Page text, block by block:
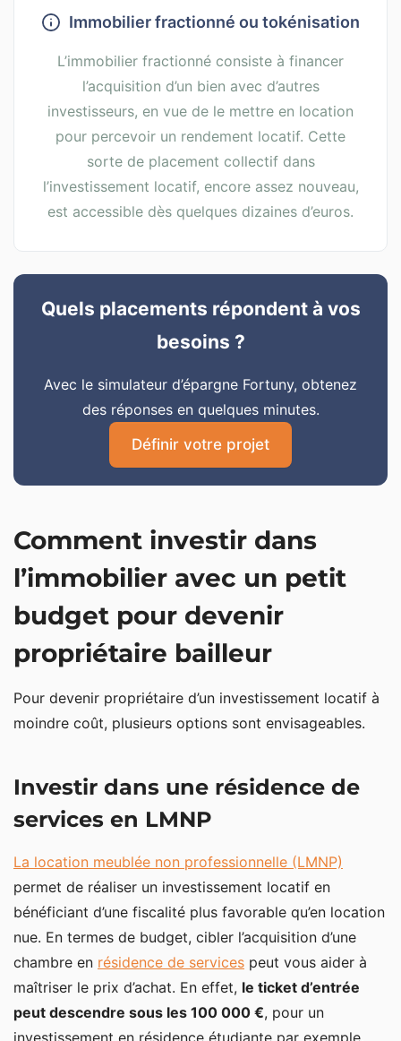
Immobilier fractionné ou tokénisation
L’immobilier fractionné consiste à financer
l’acquisition d’un bien avec d’autres
investisseurs, en vue de le mettre en location
pour percevoir un rendement locatif. Cette
sorte de placement collectif dans
l’investissement locatif, encore assez nouveau,
est accessible dès quelques dizaines d’euros.
Quels placements répondent à vos
besoins ?
Avec le simulateur d’épargne Fortuny, obtenez
des réponses en quelques minutes.
Définir votre projet
Comment investir dans
l’immobilier avec un petit
budget pour devenir
propriétaire bailleur
Pour devenir propriétaire d’un investissement locatif à
moindre coût, plusieurs options sont envisageables.
Investir dans une résidence de
services en LMNP
La location meublée non professionnelle (LMNP)
permet de réaliser un investissement locatif en
bénéficiant d’une fiscalité plus favorable qu’en location
nue. En termes de budget, cibler l’acquisition d’une
chambre en résidence de services peut vous aider à
maîtriser le prix d’achat. En effet, le ticket d’entrée
peut descendre sous les 100 000 €, pour un